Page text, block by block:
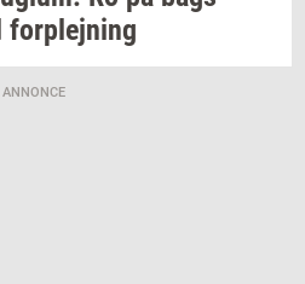
for­plej­ning
ANNONCE